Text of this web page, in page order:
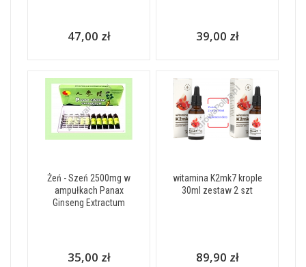
47,00 zł 39,00 zł
Żeń - Szeń 2500mg w
ampułkach Panax
Ginseng Extractum
35,00 zł
witamina K2mk7 krople
30ml zestaw 2 szt
89,90 zł